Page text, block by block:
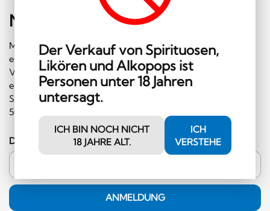
Der Verkauf von Spirituosen,
Likören und Alkopops ist
Personen unter 18 Jahren
untersagt.
ICH BIN NOCH NICHT
18 JAHRE ALT.
ICH
VERSTEHE
Newsletter abonnieren
Melden Sie sich gleich für unseren Newsletter an und
erhalten Sie regelmäßig Informationen über
Veranstaltungen und Sonderangebote. Ausserdem
erhalten Sie einen Gutschein im Wert von CHF 10.00, den
Sie im Shop einlösen können (Mindestbestellwert CHF
50.00 und ausserhalb der Kategorie Hochprozentiges)!
Deine E-Mail-Adresse
ANMELDUNG